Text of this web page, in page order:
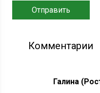
Комментарии
Галина